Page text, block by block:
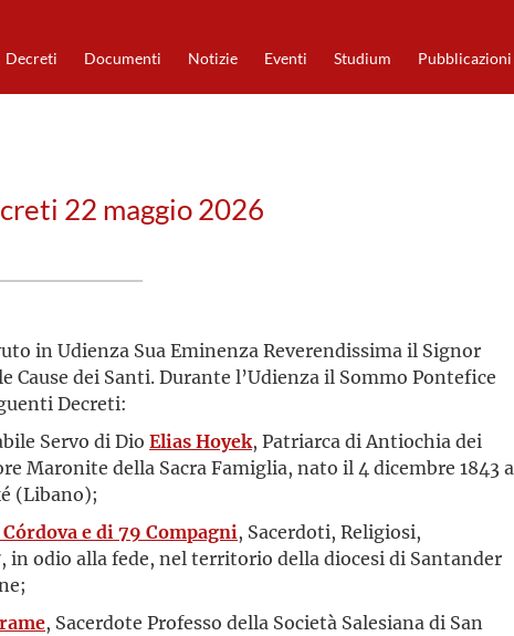
Decreti Documenti Notizie Eventi Studium Pubblicazioni
22 maggio 2026
in Udienza Sua Eminenza Reverendissima il Signor
dei Santi. Durante l’Udienza il Sommo Pontefice
Decreti:
Servo di Dio Elias Hoyek, Patriarca di Antiochia dei
Maronite della Sacra Famiglia, nato il 4 dicembre 1843 a
(Libano);
e di 79 Compagni, Sacerdoti, Religiosi,
in odio alla fede, nel territorio della diocesi di Santander
, Sacerdote Professo della Società Salesiana di San